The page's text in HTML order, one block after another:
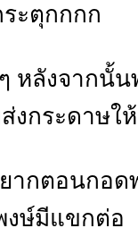
ะตุกกกก
หลังจากนั้
งกระดาษใ
กตอนกอด
งษ์มีแขกต่อ